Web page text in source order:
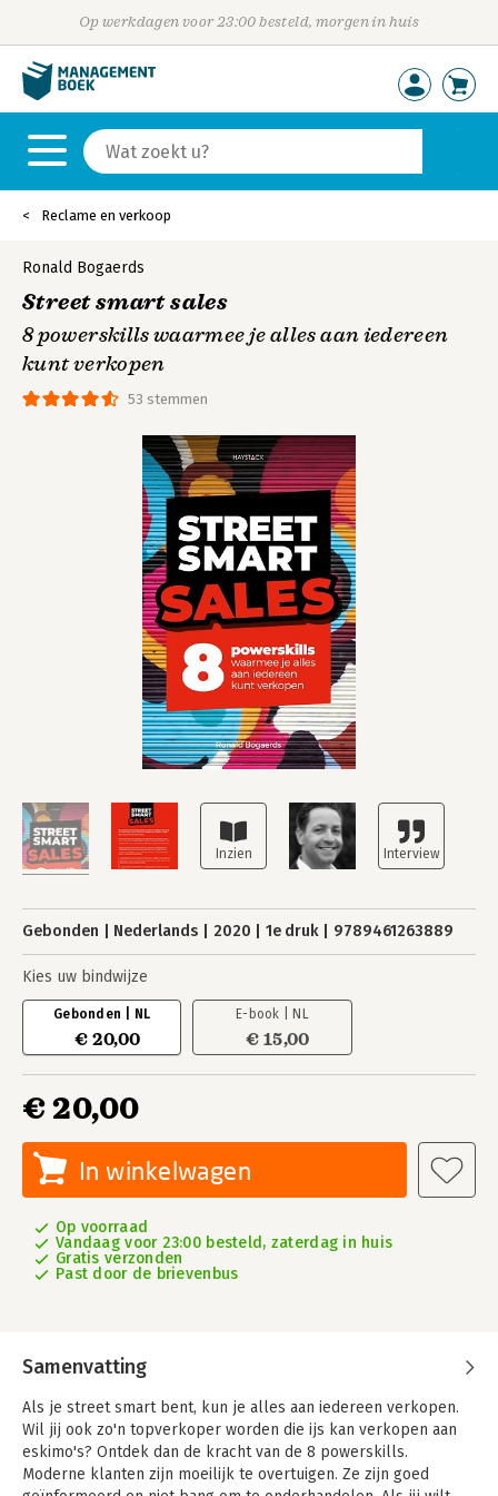
Op werkdagen voor 23:00 besteld, morgen in huis
Reclame en verkoop
53 stemmen
Ronald Bogaerds
Street smart sales
8 powerskills waarmee je alles aan iedereen
kunt verkopen
Gebonden Nederlands 2020 1e druk 9789461263889
Kies uw bindwijze
Gebonden | NL
€ 20,00
E-book | NL
€ 15,00
€ 20,00
In winkelwagen
Op voorraad
Vandaag voor 23:00 besteld, zaterdag in huis
Gratis verzonden
Past door de brievenbus
Samenvatting
Als je street smart bent, kun je alles aan iedereen verkopen.
Wil jij ook zo'n topverkoper worden die ijs kan verkopen aan
eskimo's? Ontdek dan de kracht van de 8 powerskills.
Moderne klanten zijn moeilijk te overtuigen. Ze zijn goed